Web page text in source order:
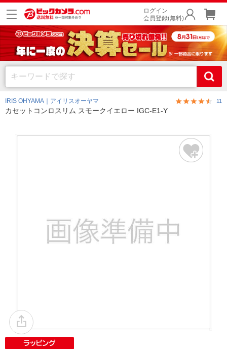
ログイン
会員登録(無料)
IRIS OHYAMA｜アイリスオーヤマ 11
カセットコンロスリム スモークイエロー IGC-E1-Y